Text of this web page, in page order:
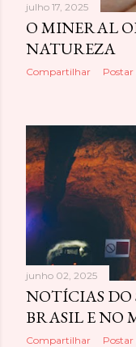
julho 17, 2025
O MINERAL
NATUREZA
Compartilhar
junho 02, 2025
NOTÍCIAS
BRASIL E NO
Compartilhar